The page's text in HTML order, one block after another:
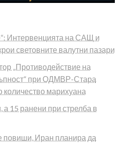
Интервенцията на САЩ и
световните валутни пазари
„Противодействие на
при ОДМВР-Стара
количество марихуана
15 ранени при стрелба в
повиши, Иран планира да